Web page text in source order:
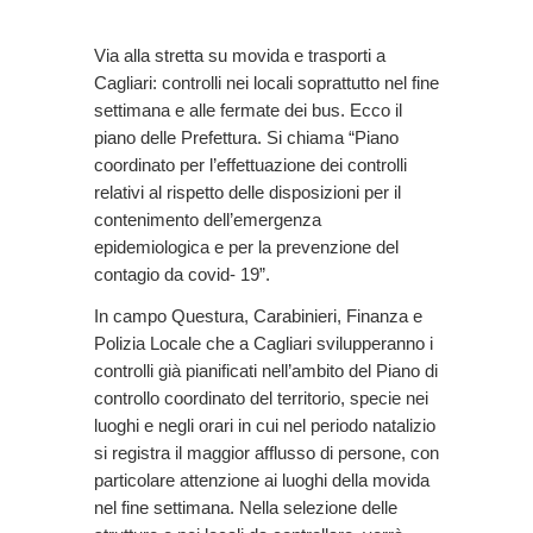
Via alla stretta su movida e trasporti a
Cagliari: controlli nei locali soprattutto nel fine
settimana e alle fermate dei bus. Ecco il
piano delle Prefettura. Si chiama “Piano
coordinato per l’effettuazione dei controlli
relativi al rispetto delle disposizioni per il
contenimento dell’emergenza
epidemiologica e per la prevenzione del
contagio da covid- 19”.
In campo Questura, Carabinieri, Finanza e
Polizia Locale che a Cagliari svilupperanno i
controlli già pianificati nell’ambito del Piano di
controllo coordinato del territorio, specie nei
luoghi e negli orari in cui nel periodo natalizio
si registra il maggior afflusso di persone, con
particolare attenzione ai luoghi della movida
nel fine settimana. Nella selezione delle